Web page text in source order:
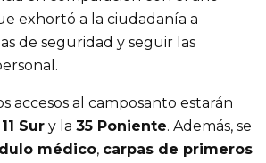
exhortó a la ciudadanía a
de seguridad y seguir las
accesos al camposanto estarán
11 Sur y la 35 Poniente. Además, se
médico, carpas de primeros